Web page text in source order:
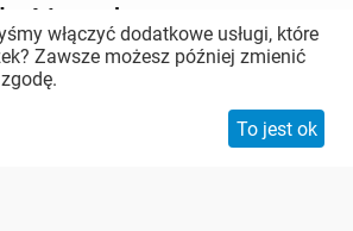
Newslettera
w kontakcie
włączyć dodatkowe usługi, które
Zawsze możesz później zmienić
To jest ok